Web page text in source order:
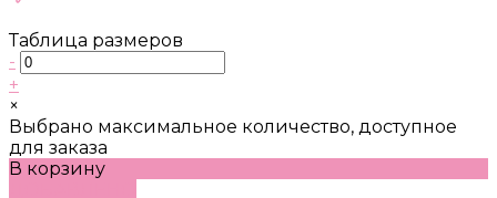
Таблица размеров
-
+
×
Выбрано максимальное количество, доступное
для заказа
В корзину